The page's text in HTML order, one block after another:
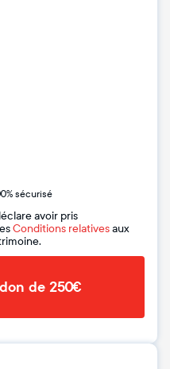
sécurisé
avoir pris
Conditions relativesaux
de 250€